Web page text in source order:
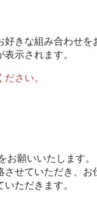
きな組み合わせを
示されます。
さい。
お願いいたします。
せていただき、
ただきます。